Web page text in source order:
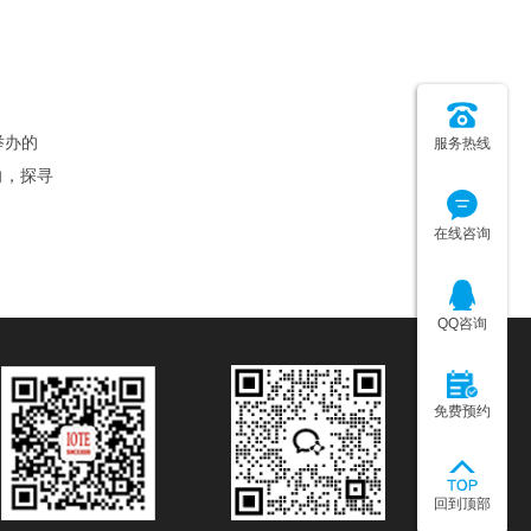
办的
探寻
服务热线
在线咨询
QQ咨询
免费预约
回到顶部